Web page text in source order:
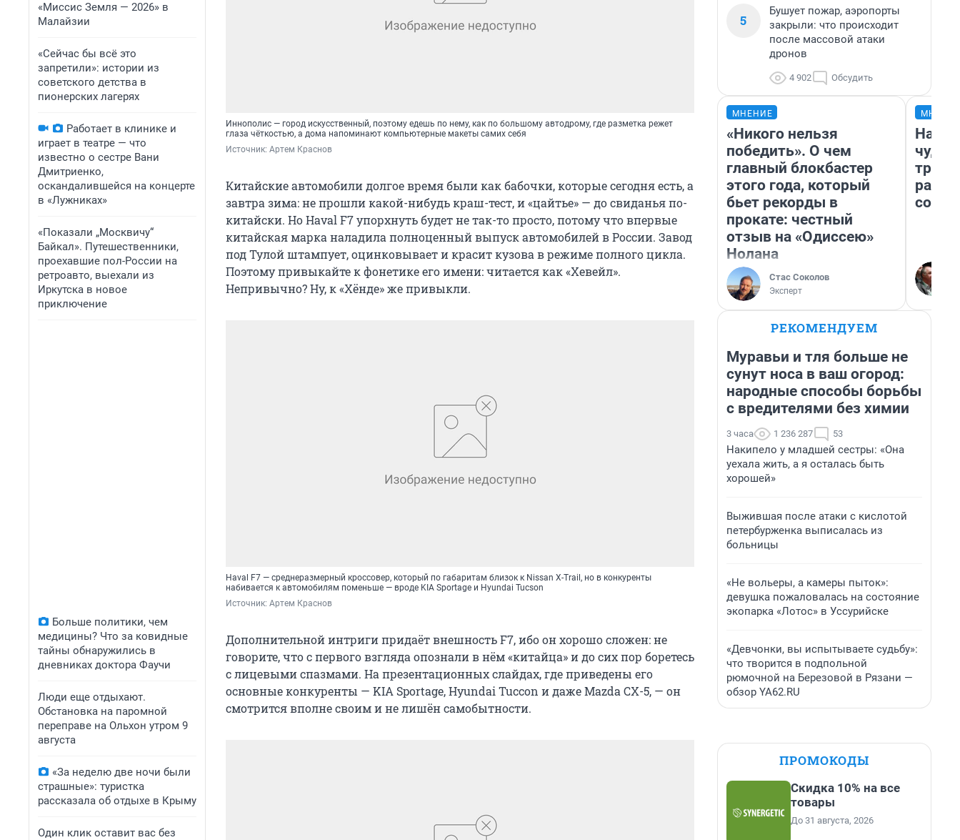
«Миссис Земля — 2026» в
Малайзии
«Сейчас бы всё это
запретили»: истории из
советского детства в
пионерских лагерях
Работает в клинике и
играет в театре — что
известно о сестре Вани
Дмитриенко,
оскандалившейся на концерте
в «Лужниках»
«Показали „Москвичу“
Байкал». Путешественники,
проехавшие пол-России на
ретроавто, выехали из
Иркутска в новое
приключение
Больше политики, чем
медицины? Что за ковидные
тайны обнаружились в
дневниках доктора Фаучи
Люди еще отдыхают.
Обстановка на паромной
переправе на Ольхон утром 9
августа
«За неделю две ночи были
страшные»: туристка
рассказала об отдыхе в Крыму
Один клик оставит вас без
Иннополис — город искусственный, поэтому едешь по нему, как по большому автодрому, где разметка режет
глаза чёткостью, а дома напоминают компьютерные макеты самих себя
Источник: Артем Краснов
Китайские автомобили долгое время были как бабочки, которые сегодня есть, а
завтра зима: не прошли какой-нибудь краш-тест, и «цайтье» — до свиданья по-
китайски. Но Haval F7 упорхнуть будет не так-то просто, потому что впервые
китайская марка наладила полноценный выпуск автомобилей в России. Завод
под Тулой штампует, оцинковывает и красит кузова в режиме полного цикла.
Поэтому привыкайте к фонетике его имени: читается как «Хевейл».
Непривычно? Ну, к «Хёнде» же привыкли.
Haval F7 — среднеразмерный кроссовер, который по габаритам близок к Nissan X-Trail, но в конкуренты
набивается к автомобилям поменьше — вроде KIA Sportage и Hyundai Tucson
Источник: Артем Краснов
Дополнительной интриги придаёт внешность F7, ибо он хорошо сложен: не
говорите, что с первого взгляда опознали в нём «китайца» и до сих пор боретесь
с лицевыми спазмами. На презентационных слайдах, где приведены его
основные конкуренты — KIA Sportage, Hyundai Tuccon и даже Mazda CX-5, — он
смотрится вполне своим и не лишён самобытности.
5
Бушует пожар, аэропорты
закрыли: что происходит
после массовой атаки
дронов
4 902 Обсудить
МНЕНИЕ
«Никого нельзя
победить». О чем
главный блокбастер
этого года, который
бьет рекорды в
прокате: честный
отзыв на «Одиссею»
Нолана
Стас Соколов
Эксперт
РЕКОМЕНДУЕМ
Муравьи и тля больше не
сунут носа в ваш огород:
народные способы борьбы
с вредителями без химии
3 часа 1 236 287 53
Накипело у младшей сестры: «Она
уехала жить, а я осталась быть
хорошей»
Выжившая после атаки с кислотой
петербурженка выписалась из
больницы
«Не вольеры, а камеры пыток»:
девушка пожаловалась на состояние
экопарка «Лотос» в Уссурийске
«Девчонки, вы испытываете судьбу»:
что творится в подпольной
рюмочной на Березовой в Рязани —
обзор YA62.RU
ПРОМОКОДЫ
Скидка 10% на все
товары
До 31 августа, 2026